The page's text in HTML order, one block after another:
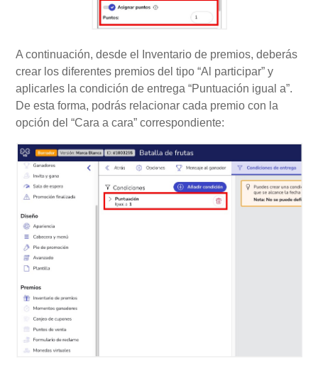
A continuación, desde el Inventario de premios, deberás
crear los diferentes premios del tipo “Al participar” y
aplicarles la condición de entrega “Puntuación igual a”.
De esta forma, podrás relacionar cada premio con la
opción del “Cara a cara” correspondiente: